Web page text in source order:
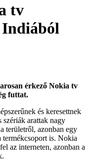
tv
érkező Nokia tv
futtat.
és keresettnek
arattak nagy
területről, azonban egy
termékcsoport is. Nokia
az interneten, azonban a